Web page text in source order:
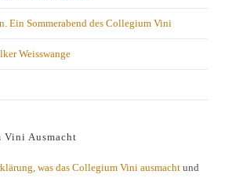
Ein Sommerabend des Collegium Vini
Weisswange
Vini Ausmacht
was das Collegium Vini ausmacht und